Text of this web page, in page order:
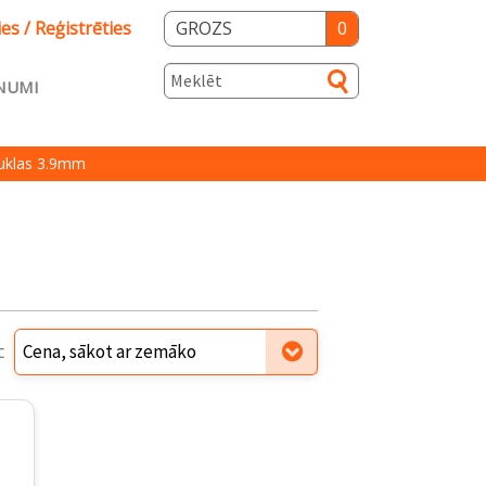
/ Reģistrēties GROZS 0
3.9mm